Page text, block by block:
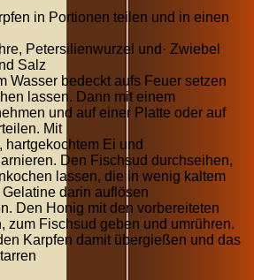
in Portionen teilen und in einen
Petersilienwurzel und· Zwiebel
Salz
Wasser bedeckt aufs Feuer setzen
lassen. Dann mit einem
und auf einer Platte oder auf
Mit
Ei und
Den Fischsud durchseihen,
lassen, die in wenig kaltem
darin auflösen
Den Honig mit den vorbereiteten
zum Fischsud geben und umrühren.
Karpfen damit übergießen und das